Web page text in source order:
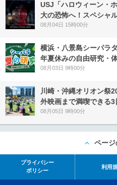
USJ「ハロウィーン・
大の恐怖へ！スペシャ
08月04日 15時00分
横浜・八景島シーパラ
年夏休みの自由研究・
08月03日 9時00分
川崎・沖縄オリオン祭
外映画まで満喫できる3
08月05日 9時00分
ペー
プライバシー
ポリシー
利用